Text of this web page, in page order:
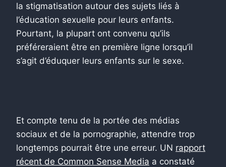
la stigmatisation autour des sujets liés à
l’éducation sexuelle pour leurs enfants.
Pourtant, la plupart ont convenu qu’ils
préféreraient être en première ligne lorsqu’il
s’agit d’éduquer leurs enfants sur le sexe.
Et compte tenu de la portée des médias
sociaux et de la pornographie, attendre trop
longtemps pourrait être une erreur. UN rapport
récent de Common Sense Media a constaté